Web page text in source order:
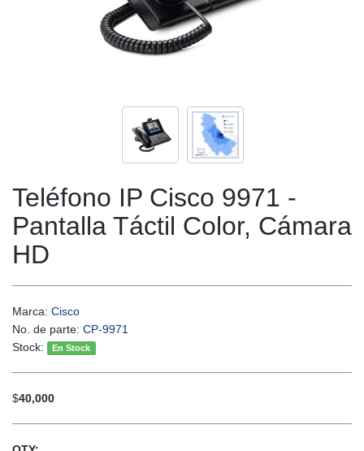
Teléfono IP Cisco 9971 -
Pantalla Táctil Color, Cámara
HD
Marca: Cisco
No. de parte: CP-9971
Stock:
En Stock
$40,000